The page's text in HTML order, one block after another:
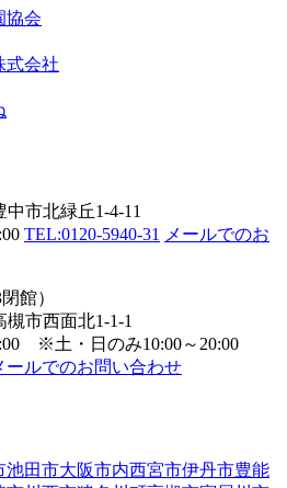
中市北緑丘1-4-11
TEL:0120-5940-31 メールでのお
館）
槻市西面北1-1-1
※土・日のみ10:00～20:00
ールでのお問い合わせ
池田市大阪市内西宮市伊丹市豊能